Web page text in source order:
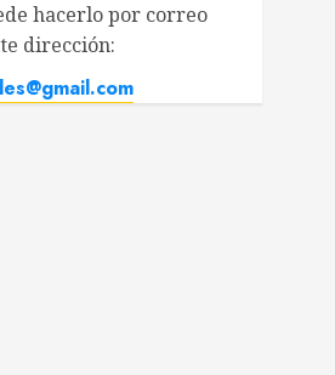
hacerlo por correo
dirección: